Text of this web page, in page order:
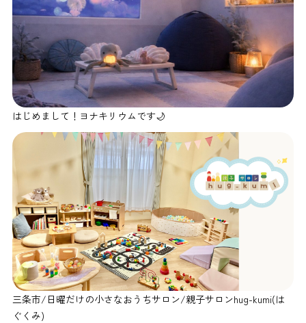
はじめまして！ヨナキリウムです🌙
三条市/日曜だけの小さなおうちサロン/親子サロンhug-kumi(は
ぐくみ)